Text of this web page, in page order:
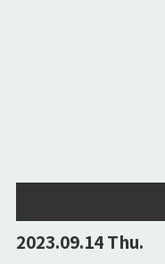
2023.09.14 Thu.